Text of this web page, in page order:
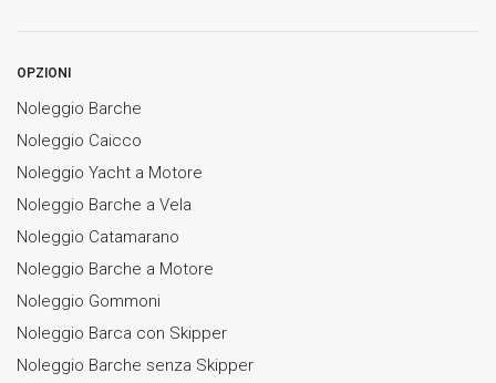
OPZIONI
Noleggio Barche
Noleggio Caicco
Noleggio Yacht a Motore
Noleggio Barche a Vela
Noleggio Catamarano
Noleggio Barche a Motore
Noleggio Gommoni
Noleggio Barca con Skipper
Noleggio Barche senza Skipper